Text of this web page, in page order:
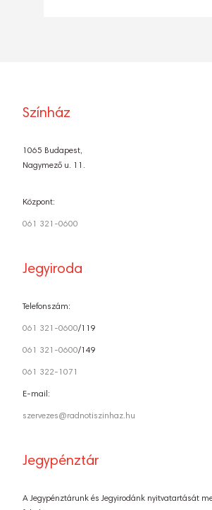
Színház
1065 Budapest,
Nagymező u. 11.
Központ:
061 321-0600
Jegyiroda
Telefonszám:
061 321-0600/119
061 321-0600/149
061 322-1071
E-mail:
szervezes@radnotiszinhaz.hu
Jegypénztár
A Jegypénztárunk és Jegyirodánk nyitvatartását